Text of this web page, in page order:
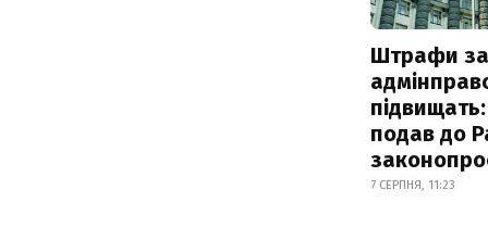
Штрафи за
подав до
7 СЕРПНЯ, 11:23